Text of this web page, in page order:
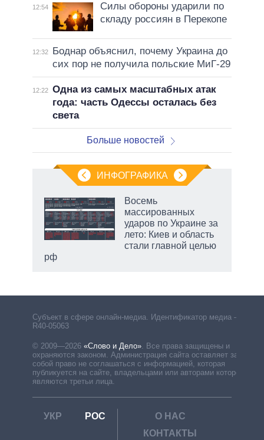
12:54
Силы обороны ударили по
складу россиян в Перекопе
12:32
Боднар объяснил, почему Украина до
сих пор не получила польские МиГ-29
12:22 Одна из самых масштабных атак
года: часть Одессы осталась без
света
Больше новостей
ИНФОГРАФИКА
Восемь
массированных
ударов по Украине за
лето: Киев и область
стали главной целью
рф
Субъект в сфере онлайн-медиа. Идентификатор медиа –
R40-05063
© 2009—2026 «Слово и Дело». Все права защищены и
охраняются законом. Администрация сайта оставляет за
собой право не соглашаться с информацией, которая
публикуется на сайте, владельцами или авторами которой
являются третьи лица.
УКР РОС
О НАС
КОНТАКТЫ